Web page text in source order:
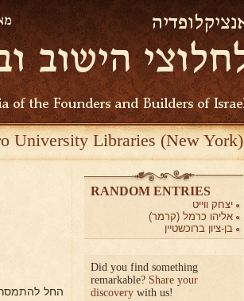
University Libraries (New York)
החל
RANDOM ENTRIES
יצחק ווייט
אליהו כרמל (קרמר)
בן-ציון ברוכשטיין
Did you find something
remarkable? Share your
discovery with us!